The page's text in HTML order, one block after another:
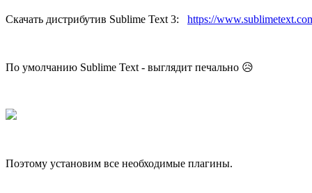
Скачать дистрибутив Sublime Text 3: https://
По умолчанию Sublime Text - выглядит печально 😥
Поэтому установим все необходимые плагины.